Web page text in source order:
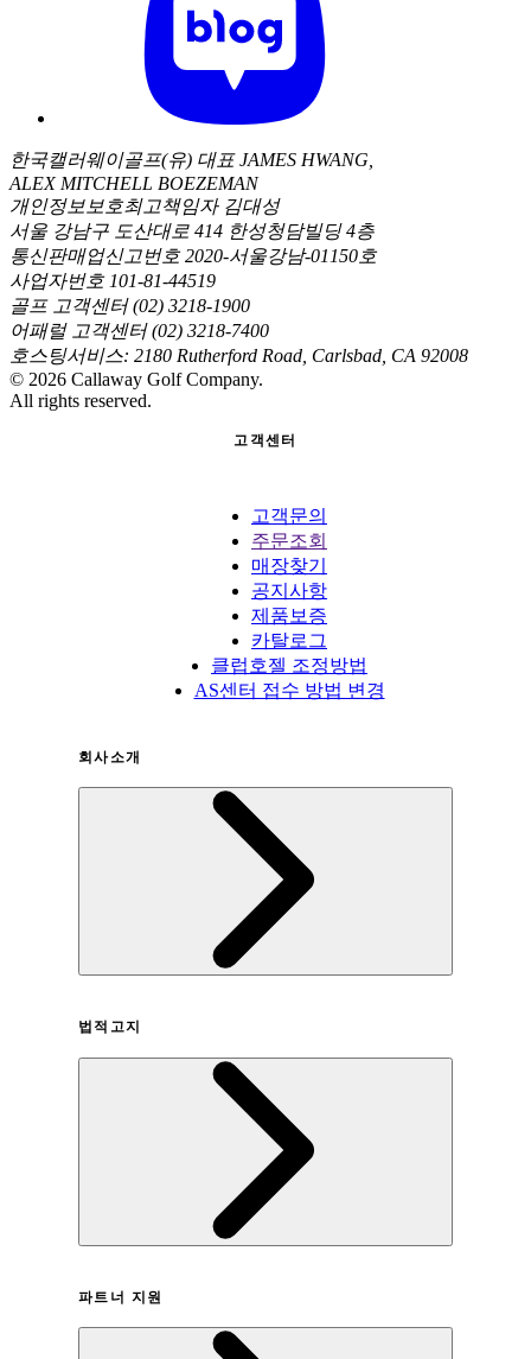
한국캘러웨이골프(유) 대표 JAMES HWANG,
ALEX MITCHELL BOEZEMAN
개인정보보호최고책임자 김대성
서울 강남구 도산대로 414 한성청담빌딩 4층
통신판매업신고번호 2020-서울강남-01150호
사업자번호 101-81-44519
골프 고객센터 (02) 3218-1900
어패럴 고객센터 (02) 3218-7400
호스팅서비스: 2180 Rutherford Road, Carlsbad, CA 92008
© 2026 Callaway Golf Company.
All rights reserved.
고객센터
고객문의
주문조회
매장찾기
공지사항
제품보증
카탈로그
클럽호젤 조정방법
AS센터 접수 방법 변경
회사소개
법적고지
개인정보취급방침
파트너 지원